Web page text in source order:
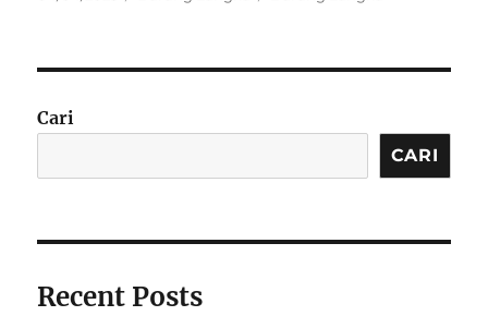
Cari
CARI
Recent Posts